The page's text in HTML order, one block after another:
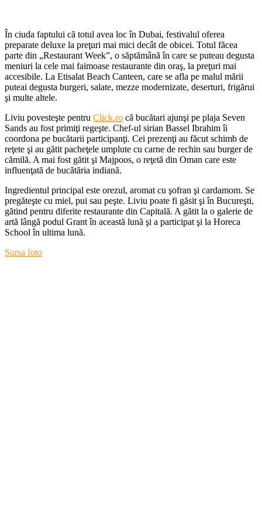
În ciuda faptului că totul avea loc în Dubai, festivalul oferea
preparate deluxe la preţuri mai mici decât de obicei. Totul făcea
parte din „Restaurant Week”, o săptămână în care se puteau degusta
meniuri la cele mai faimoase restaurante din oraş, la preţuri mai
accesibile. La Etisalat Beach Canteen, care se afla pe malul mării
puteai degusta burgeri, salate, mezze modernizate, deserturi, frigărui
şi multe altele.
Liviu povesteşte pentru Click.ro că bucătari ajunşi pe plaja Seven
Sands au fost primiţi regeşte. Chef-ul sirian Bassel Ibrahim îi
coordona pe bucătarii participanţi. Cei prezenţi au făcut schimb de
reţete şi au gătit pacheţele umplute cu carne de rechin sau burger de
cămilă. A mai fost gătit şi Majpoos, o reţetă din Oman care este
influenţată de bucătăria indiană.
Ingredientul principal este orezul, aromat cu şofran şi cardamom. Se
pregăteşte cu miel, pui sau peşte. Liviu poate fi găsit şi în Bucureşti,
gătind pentru diferite restaurante din Capitală. A gătit la o galerie de
artă lângă podul Grant în această lună şi a participat şi la Horeca
School în ultima lună.
Sursa foto